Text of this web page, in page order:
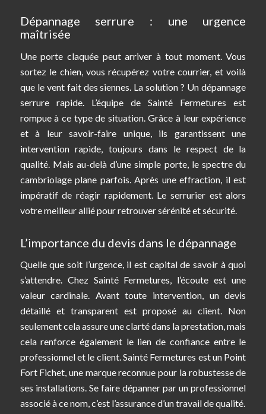
Dépannage serrure : une urgence
maîtrisée
Une porte claquée peut arriver à tout moment. Vous
sortez le chien, vous récupérez votre courrier, et voilà
que le vent fait des siennes. La solution ? Un dépannage
serrure rapide. L’équipe de Sainté Fermetures est
rompue à ce type de situation. Grâce à leur expérience
et à leur savoir-faire unique, ils garantissent une
intervention rapide, toujours dans le respect de la
qualité. Mais au-delà d’une simple porte, le spectre du
cambriolage plane parfois. Après une effraction, il est
impératif de réagir rapidement. Le serrurier est alors
votre meilleur allié pour retrouver sérénité et sécurité.
L’importance du devis dans le dépannage
Quelle que soit l’urgence, il est capital de savoir à quoi
s’attendre. Chez Sainté Fermetures, l’écoute est une
valeur cardinale. Avant toute intervention, un devis
détaillé et transparent est proposé au client. Non
seulement cela assure une clarté dans la prestation, mais
cela renforce également le lien de confiance entre le
professionnel et le client. Sainté Fermetures est un Point
Fort Fichet, une marque reconnue pour la robustesse de
ses installations. Se faire dépanner par un professionnel
associé à ce nom, c’est l’assurance d’un travail de qualité.